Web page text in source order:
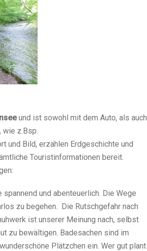
und ist sowohl mit dem Auto, als auch
z.Bsp.
und Bild, erzählen Erdgeschichte und
Touristinformationen bereit.
und abenteuerlich. Die Wege
zu begehen. Die Rutschgefahr nach
ist unserer Meinung nach, selbst
zu bewältigen. Badesachen sind im
Plätzchen ein. Wer gut plant